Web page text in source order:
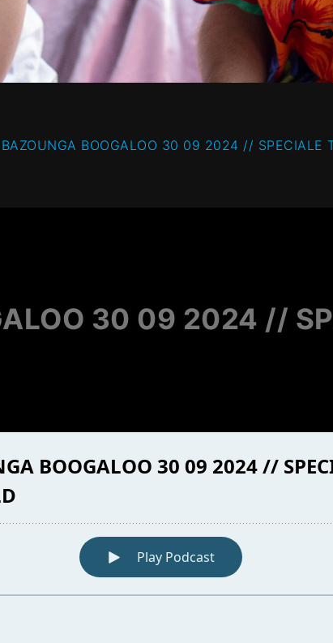
BAZOUNGA BOOGALOO 30 09 2024 // SPECIALE
30 09 2024 //